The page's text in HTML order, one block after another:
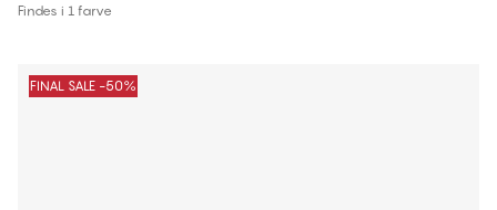
Findes i 1 farve
FINAL SALE -50%